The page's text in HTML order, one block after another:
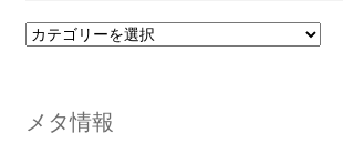
カ
ー
メタ情報